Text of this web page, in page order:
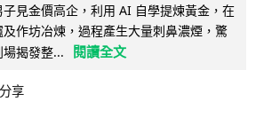
見金價高企，利用 AI 自學提煉黃金，在
作坊冶煉，過程產生大量刺鼻濃煙，驚
揭發整...
閱讀全文
分享